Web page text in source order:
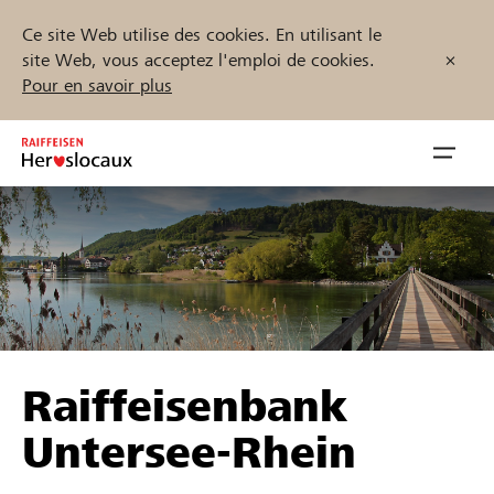
Ce site Web utilise des cookies. En utilisant le
site Web, vous acceptez l'emploi de cookies.
Pour en savoir plus
Inhalt
springen
öffnen
Parrainer
Soutien & assistance
Trouvez des projets et des organisations
Démarrez maintenant
Raiffeisenbank
Untersee-Rhein